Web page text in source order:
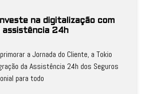
na digitalização com
assistência 24h
a Jornada do Cliente, a Tokio
da Assistência 24h dos Seguros
para todo